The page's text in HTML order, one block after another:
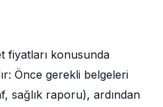
fiyatları konusunda
Önce gerekli belgeleri
sağlık raporu), ardından